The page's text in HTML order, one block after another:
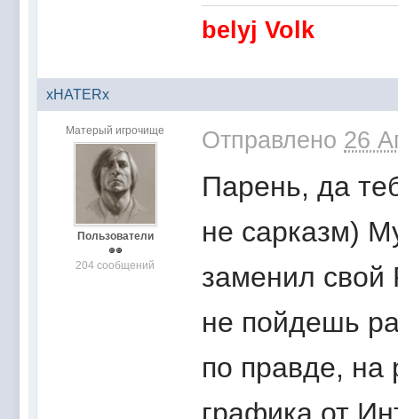
belyj Volk
xHATERx
Матерый игрочище
Пользователи
204 сообщений
Отправлено 26
Парень, да
не сарказм)
заменил свой
не пойдешь
по правде, на